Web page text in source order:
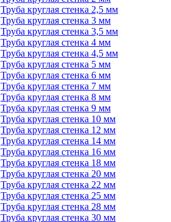
Труба круглая стенка 2,5 мм
Труба круглая стенка 3 мм
Труба круглая стенка 3,5 мм
Труба круглая стенка 4 мм
Труба круглая стенка 4,5 мм
Труба круглая стенка 5 мм
Труба круглая стенка 6 мм
Труба круглая стенка 7 мм
Труба круглая стенка 8 мм
Труба круглая стенка 9 мм
Труба круглая стенка 10 мм
Труба круглая стенка 12 мм
Труба круглая стенка 14 мм
Труба круглая стенка 16 мм
Труба круглая стенка 18 мм
Труба круглая стенка 20 мм
Труба круглая стенка 22 мм
Труба круглая стенка 25 мм
Труба круглая стенка 28 мм
Труба круглая стенка 30 мм